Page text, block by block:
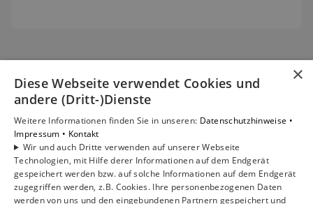
Sparen mit einer
Wärmepumpe
Die Ersparnis ist stark von der im Betrieb erreichten
Jahresarbeitszahl und dem Verhältnis
×
Diese Webseite verwendet Cookies und
andere (Dritt-)Dienste
Weitere Informationen finden Sie in unseren: Datenschutzhinweise •
Impressum • Kontakt
Wir und auch Dritte verwenden auf unserer Webseite
Technologien, mit Hilfe derer Informationen auf dem Endgerät
gespeichert werden bzw. auf solche Informationen auf dem Endgerät
zugegriffen werden, z.B. Cookies. Ihre personenbezogenen Daten
werden von uns und den eingebundenen Partnern gespeichert und